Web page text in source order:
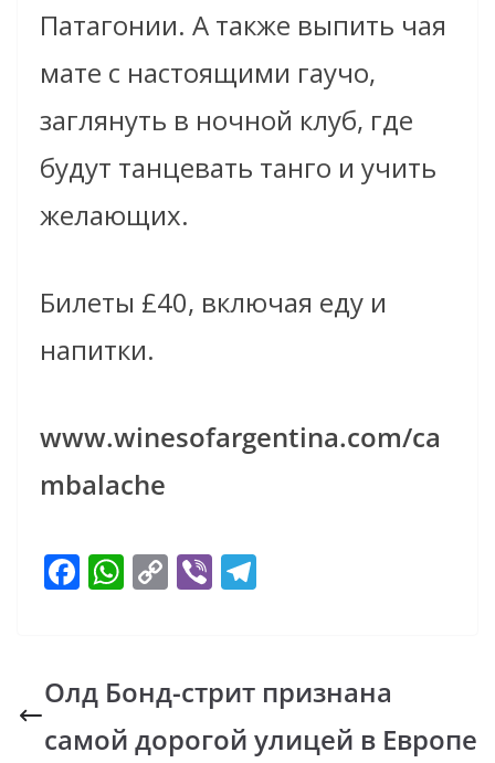
Патагонии. А также выпить чая
мате с настоящими гаучо,
заглянуть в ночной клуб, где
будут танцевать танго и учить
желающих.
Билеты £40, включая еду и
напитки.
www.winesofargentina.com/ca
mbalache
F
b
o
o
W
s
A
p
C
y
Li
n
Vi
gr
a
m
Олд Бонд-стрит признана
самой дорогой улицей в Европе